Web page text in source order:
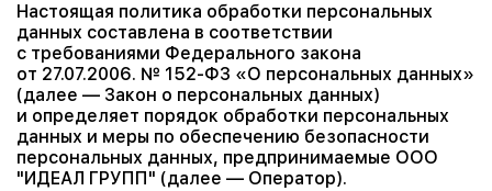
Настоящая политика обработки персональных
данных составлена в соответствии
с требованиями Федерального закона
от 27.07.2006. № 152-ФЗ «О персональных данных»
(далее — Закон о персональных данных)
и определяет порядок обработки персональных
данных и меры по обеспечению безопасности
персональных данных, предпринимаемые ООО
"ИДЕАЛ ГРУПП" (далее — Оператор).